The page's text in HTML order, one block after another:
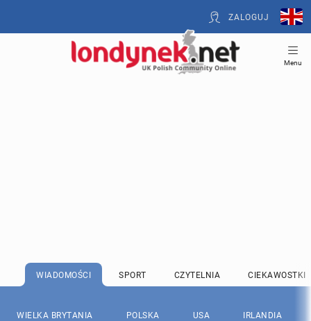
ZALOGUJ
Menu
WIADOMOŚCI SPORT CZYTELNIA CIEKAWOSTKI
WIELKA BRYTANIA POLSKA USA IRLANDIA